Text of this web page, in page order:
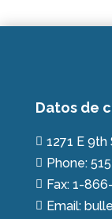
Datos de
 1271 E 9th
 Phone:
 Fax: 1-
 Email: